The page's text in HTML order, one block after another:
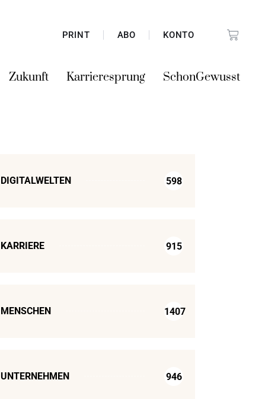
PRINT ABO KONTO
Zukunft Karrieresprung SchonGewusst
DIGITALWELTEN 598
KARRIERE 915
MENSCHEN 1407
UNTERNEHMEN 946